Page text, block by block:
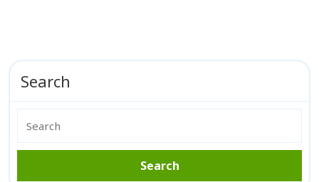
Search